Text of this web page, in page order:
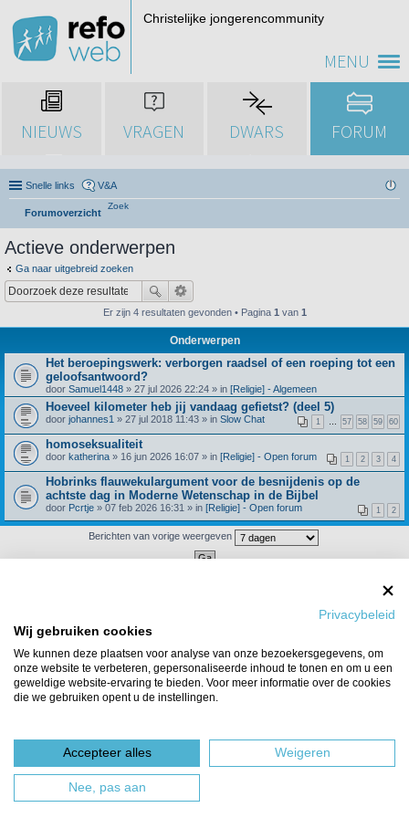
Privacybeleid
Wij gebruiken cookies
We kunnen deze plaatsen voor analyse van onze bezoekersgegevens, om
onze website te verbeteren, gepersonaliseerde inhoud te tonen en om u een
geweldige website-ervaring te bieden. Voor meer informatie over de cookies
die we gebruiken opent u de instellingen.
Accepteer alles Weigeren
Nee, pas aan
MENU
Christelijke jongerencommunity
NIEUWS VRAGEN DWARS FORUM
Snelle links V&A
Forumoverzicht
Zoek
Actieve onderwerpen
Ga naar uitgebreid zoeken
Er zijn 4 resultaten gevonden • Pagina 1 van 1
Onderwerpen
Het beroepingswerk: verborgen raadsel of een roeping tot een
geloofsantwoord?
door Samuel1448 » 27 jul 2026 22:24 » in [Religie] - Algemeen
Hoeveel kilometer heb jij vandaag gefietst? (deel 5)
1 57 58 59 60
door johannes1 » 27 jul 2018 11:43 » in Slow Chat
homoseksualiteit
1 2 3 4
door katherina » 16 jun 2026 16:07 » in [Religie] - Open forum
Hobrinks flauwekulargument voor de besnijdenis op de
achtste dag in Moderne Wetenschap in de Bijbel
1 2
door Pcrtje » 07 feb 2026 16:31 » in [Religie] - Open forum
Berichten van vorige weergeven
Ga naar
Forumoverzicht
Powered byphpBB® Forum Software © phpBB Limited
Nederlandse vertaling doorphpBBservice.nl&phpBB.nl.